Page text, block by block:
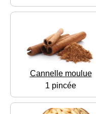
Cannelle moulue
1 pincée